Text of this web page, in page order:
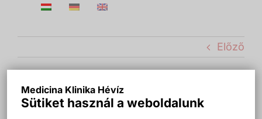
Medicina Klinika Hévíz
Sütiket használ a weboldalunk
Előző
Bérbe vehető műtő